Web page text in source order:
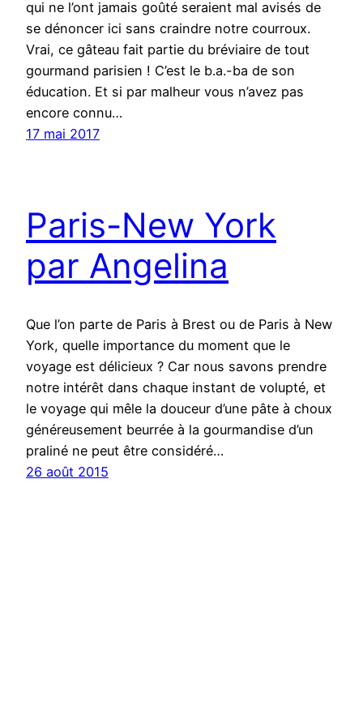
qui ne l’ont jamais goûté seraient mal avisés de
se dénoncer ici sans craindre notre courroux.
Vrai, ce gâteau fait partie du bréviaire de tout
gourmand parisien ! C’est le b.a.-ba de son
éducation. Et si par malheur vous n’avez pas
encore connu…
17 mai 2017
Paris-New York
par Angelina
Que l’on parte de Paris à Brest ou de Paris à New
York, quelle importance du moment que le
voyage est délicieux ? Car nous savons prendre
notre intérêt dans chaque instant de volupté, et
le voyage qui mêle la douceur d’une pâte à choux
généreusement beurrée à la gourmandise d’un
praliné ne peut être considéré…
26 août 2015